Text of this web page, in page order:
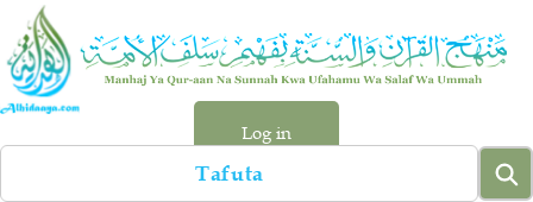
Skip
main
content
Log in
Search